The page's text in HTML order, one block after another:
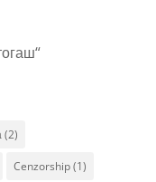
(2)
Cenzorship(1)